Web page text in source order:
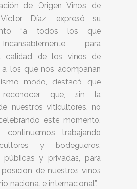
de Origen Vinos de
Víctor Díaz, expresó su
“a todos los que
para
calidad de los vinos de
a los que nos acompañan
modo, destacó que
que, sin la
nuestros viticultores, no
este momento.
continuemos trabajando
y bodegueros,
públicas y privadas, para
de nuestros vinos
nacional e internacional”.